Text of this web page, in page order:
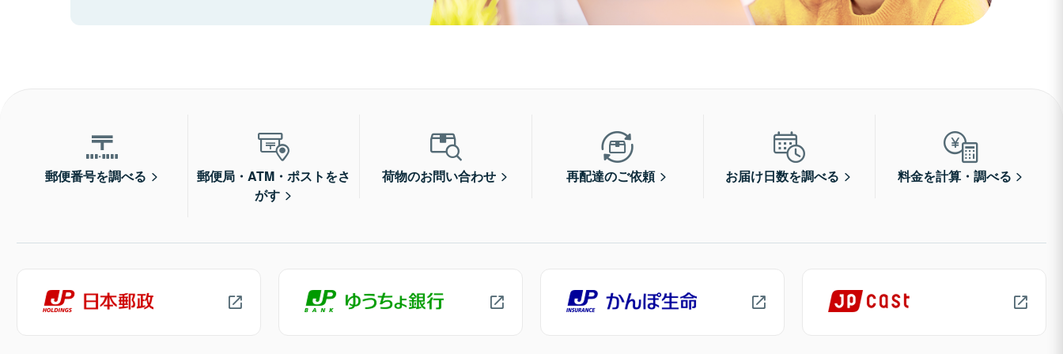
郵便番号を調べる
郵便局・ATM・ポストをさ
がす
荷物のお問い合わせ 再配達のご依頼 お届け日数を調べる 料金を計算・調べる